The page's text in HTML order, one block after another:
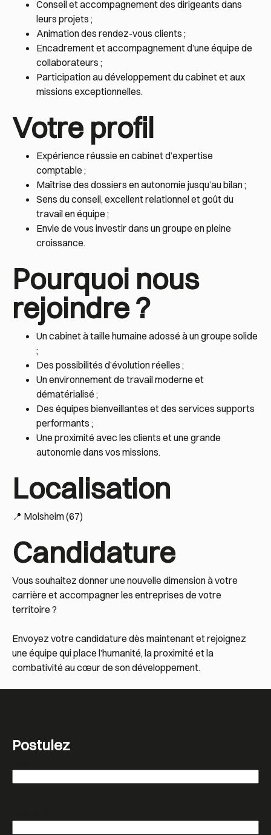
Conseil et accompagnement des dirigeants dans
leurs projets ;
Animation des rendez-vous clients ;
Encadrement et accompagnement d’une équipe de
collaborateurs ;
Participation au développement du cabinet et aux
missions exceptionnelles.
Votre profil
Expérience réussie en cabinet d’expertise
comptable ;
Maîtrise des dossiers en autonomie jusqu’au bilan ;
Sens du conseil, excellent relationnel et goût du
travail en équipe ;
Envie de vous investir dans un groupe en pleine
croissance.
Pourquoi nous
rejoindre ?
Un cabinet à taille humaine adossé à un groupe solide
;
Des possibilités d’évolution réelles ;
Un environnement de travail moderne et
dématérialisé ;
Des équipes bienveillantes et des services supports
performants ;
Une proximité avec les clients et une grande
autonomie dans vos missions.
Localisation
📍 Molsheim (67)
Candidature
Vous souhaitez donner une nouvelle dimension à votre
carrière et accompagner les entreprises de votre
territoire ?
Envoyez votre candidature dès maintenant et rejoignez
une équipe qui place l’humanité, la proximité et la
combativité au cœur de son développement.
Postulez